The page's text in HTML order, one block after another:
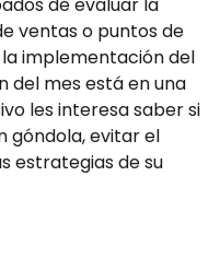
ventas o puntos de
implementación del
del mes está en una
les interesa saber si
góndola, evitar el
estrategias de su